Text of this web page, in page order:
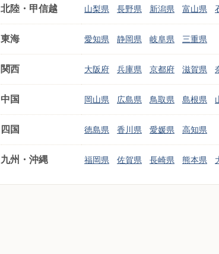
北陸・甲信越 山梨県 長野県 新潟県 富山県
東海 愛知県 静岡県 岐阜県 三重県
関西 大阪府 兵庫県 京都府 滋賀県
中国 岡山県 広島県 鳥取県 島根県
四国 徳島県 香川県 愛媛県 高知県
九州・沖縄 福岡県 佐賀県 長崎県 熊本県